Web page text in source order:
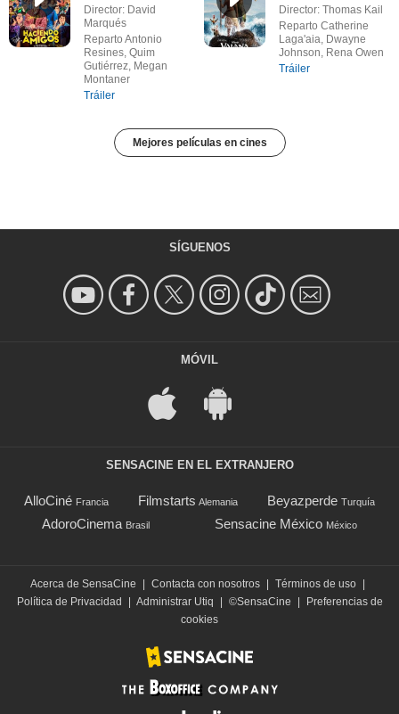
Director: David
Marqués
Reparto Antonio
Resines, Quim
Gutiérrez, Megan
Montaner
Tráiler
Director: Thomas Kail
Reparto Catherine
Laga'aia, Dwayne
Johnson, Rena Owen
Tráiler
Mejores películas en cines
SÍGUENOS
MÓVIL
SENSACINE EN EL EXTRANJERO
AlloCiné Francia Filmstarts Alemania Beyazperde Turquía
AdoroCinema Brasil Sensacine México México
Acerca de SensaCine Contacta con nosotros Términos de uso
Política de Privacidad
Administrar Utiq ©SensaCine
Preferencias de
cookies